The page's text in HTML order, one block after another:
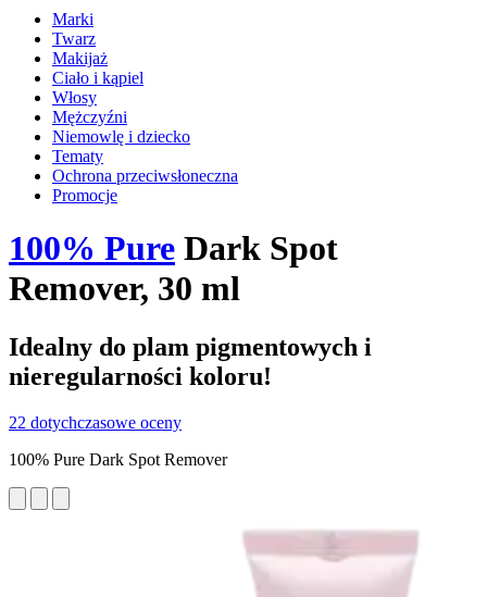
Marki
Twarz
Makijaż
Ciało i kąpiel
Włosy
Mężczyźni
Niemowlę i dziecko
Tematy
Ochrona przeciwsłoneczna
Promocje
100% Pure Dark Spot
Remover, 30 ml
Idealny do plam pigmentowych i
nieregularności koloru!
22 dotychczasowe oceny
100% Pure Dark Spot Remover